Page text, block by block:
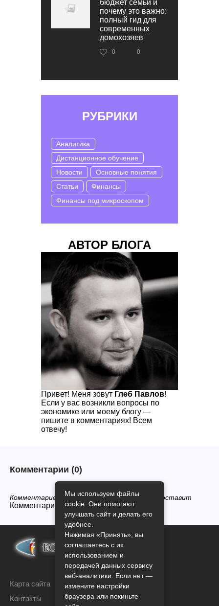
бюджет семьи и
почему это важно:
полный гид для
современных
домохозяев
0 0
РУБРИКИ
Аналитика
Дистанционное обучение
Новости
Основные понятия
Статьи
Финансы
Финансы под микроскопом
АВТОР БЛОГА
Привет! Меня зовут Глеб Павлов!
Если у вас возникли вопросы по
экономике или моему блогу —
пишите в комментариях! Всем
отвечу!
Комментарии (0)
Комментариев нет, будьте первым кто его оставит
Комментарии закрыты.
Карта сайта
Контакты
Мы используем файлы
cookie. Они помогают
улучшать сайт и делать его
удобнее.
Нажимая «Принять», вы
соглашаетесь с их
использованием и
передачей данных сервису
веб-аналитики. Если нет —
измените настройки
браузера или покиньте